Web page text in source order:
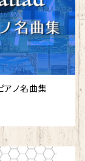
ノ名曲集